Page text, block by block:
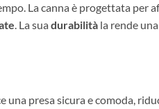
La canna è progettata per
. La sua durabilità la rende
presa sicura e comoda,